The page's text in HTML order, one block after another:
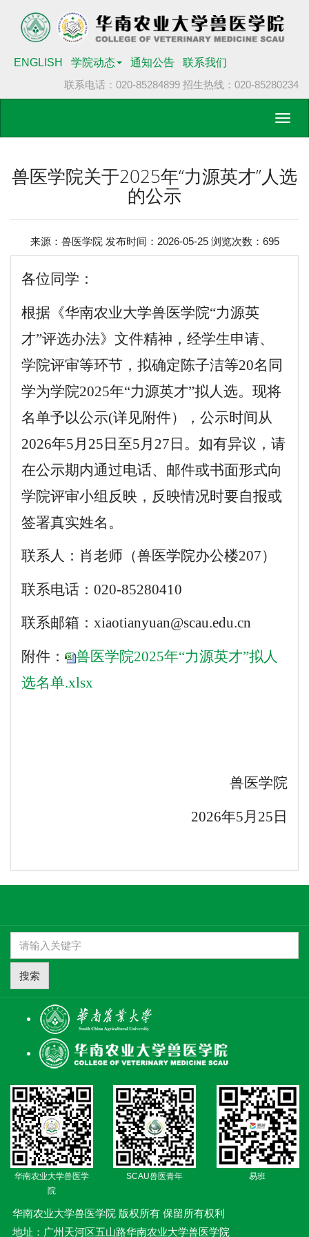
ENGLISH 学院动态 通知公告
联系我们
联系电话：020-85284899 招生热线：020-85280234
兽医学院关于2025年“力源英才”人选
的公示
来源：兽医学院 发布时间：2026-05-25 浏览次数： 695
各位同学：
根据《华南农业大学兽医学院“力源英
才”评选办法》文件精神，经学生申请、
学院评审等环节，拟确定陈子洁等20名同
学为学院2025年“力源英才”拟人选。现将
名单予以公示(详见附件），公示时间从
2026年5 月 25 日至5 月 27 日。如有异议，请
在公示期内通过电话、邮件或书面形式向
学院评审小组反映，反映情况时要自报或
签署真实姓名。
联系人： 肖老师（兽医学院办公楼207）
联系电话： 020-85280410
联系邮箱： xiaotianyuan@scau.edu.cn
附件：
兽医学院2025年“力源英才”拟人
选名单.xlsx
兽医学院
2026年5月25日
搜索
华南农业大学兽医学
院
SCAU兽医青年 易班
华南农业大学兽医学院 版权所有 保留所有权利
地址：广州天河区五山路华南农业大学兽医学院